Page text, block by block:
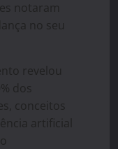
notaram
no seu
revelou
dos
conceitos
artificial